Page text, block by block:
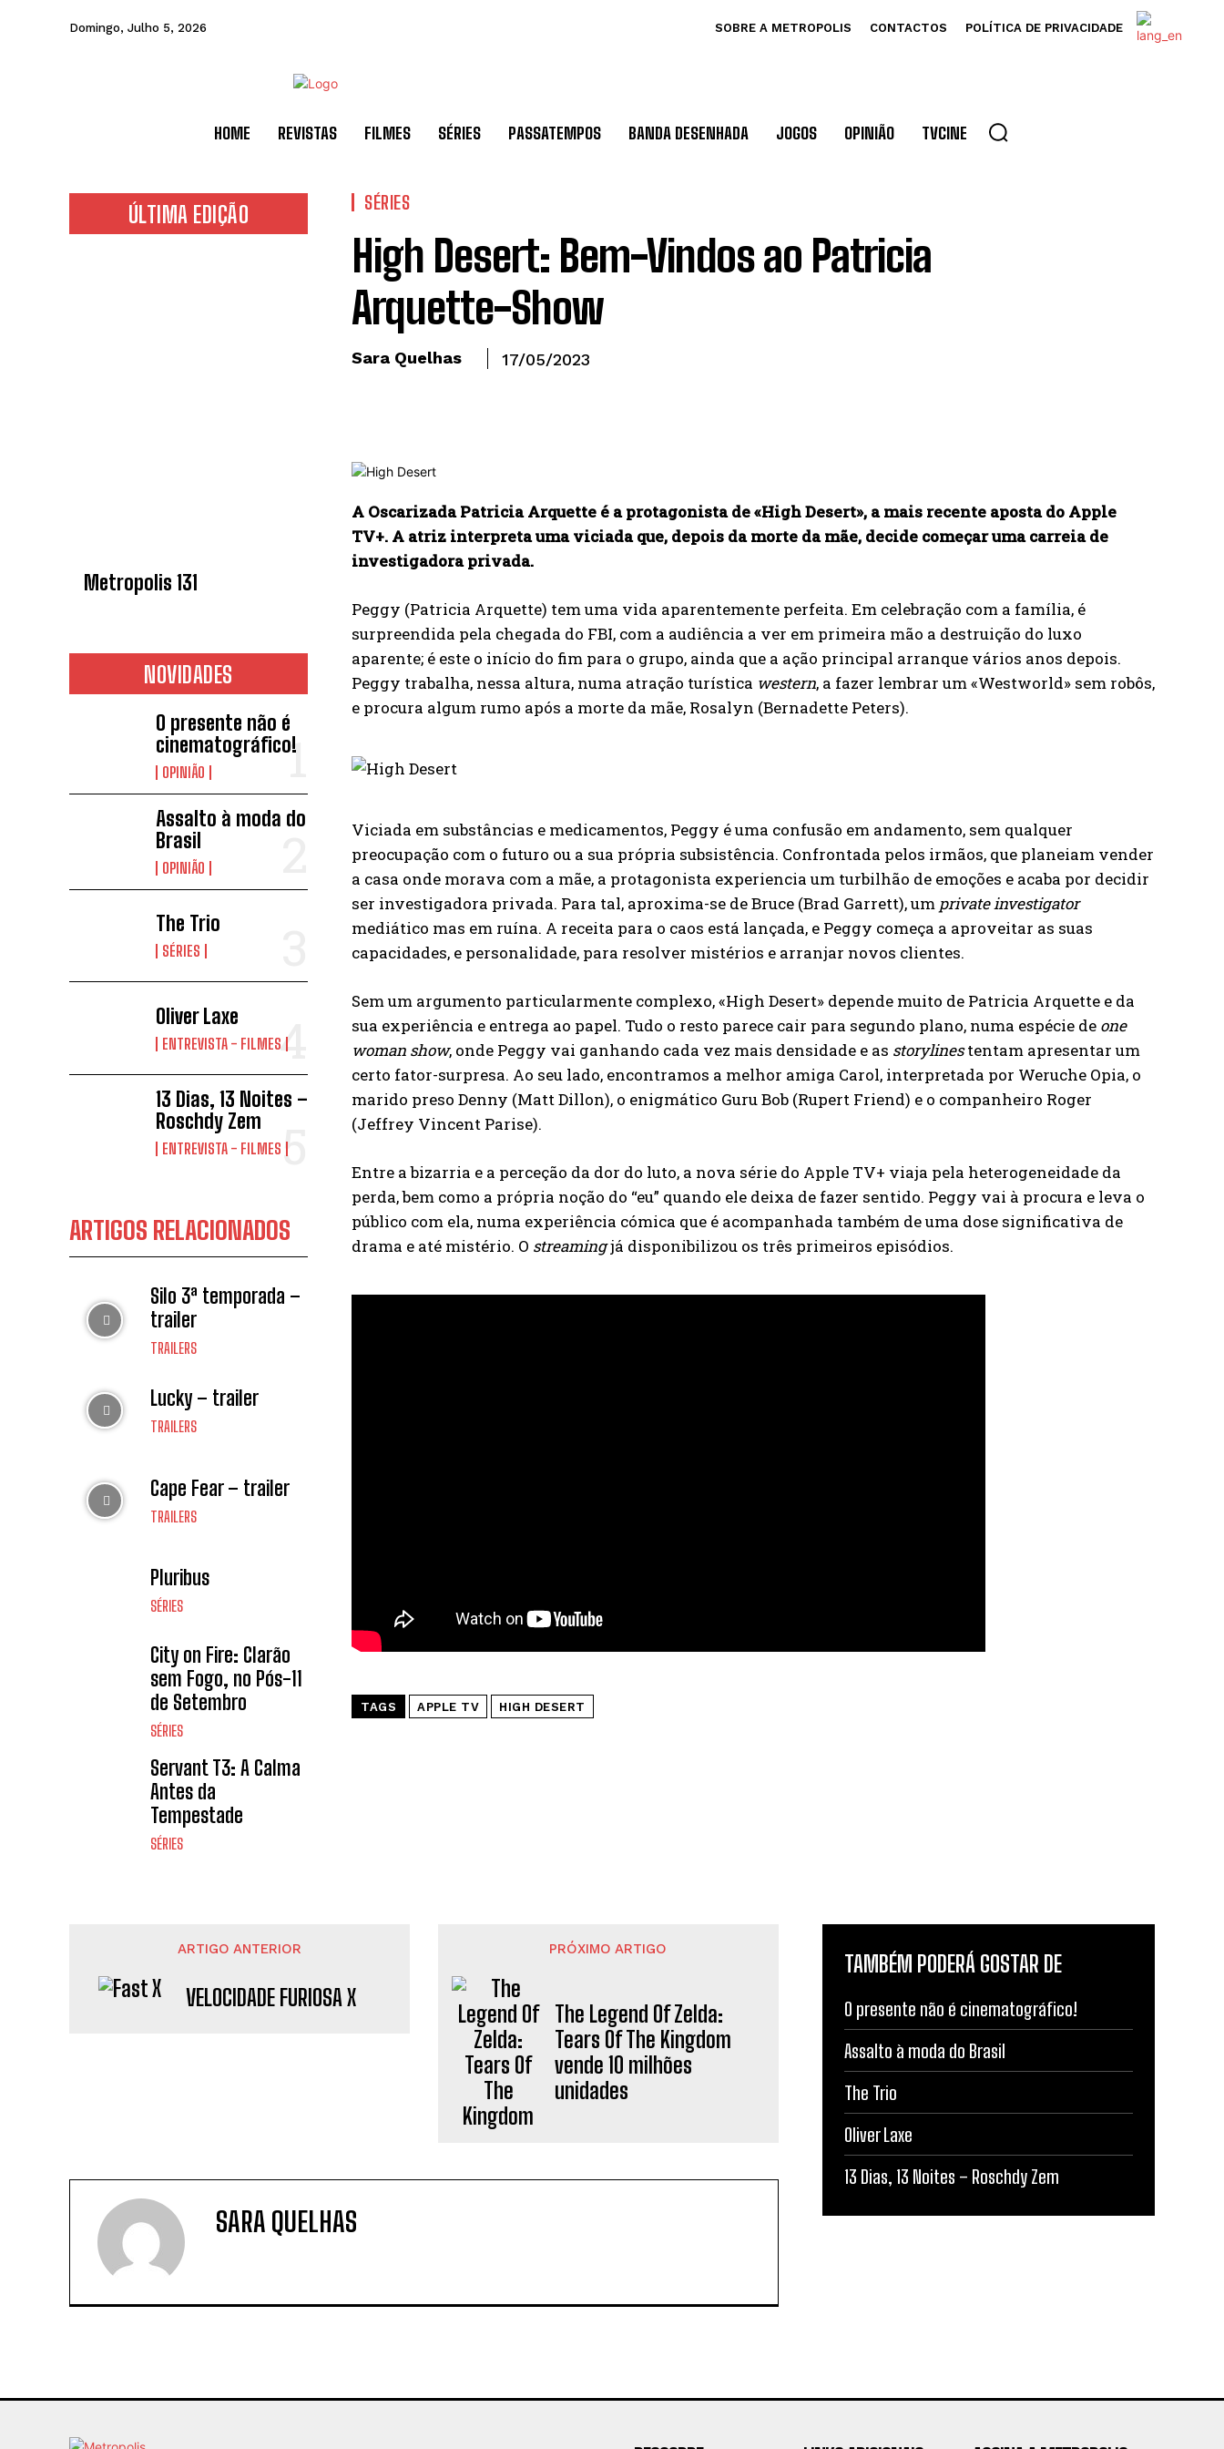
Domingo, Julho 5, 2026 SOBRE A METROPOLIS CONTACTOS POLÍTICA DE PRIVACIDADE
HOME REVISTAS FILMES SÉRIES PASSATEMPOS BANDA DESENHADA JOGOS OPINIÃO TVCINE
ÚLTIMA EDIÇÃO
Metropolis 131
NOVIDADES
O presente não é
cinematográfico!
OPINIÃO
Assalto à moda do
Brasil
OPINIÃO
The Trio
SÉRIES
Oliver Laxe
ENTREVISTA - FILMES
13 Dias, 13 Noites –
Roschdy Zem
ENTREVISTA - FILMES
ARTIGOS RELACIONADOS
Silo 3ª temporada –
trailer
TRAILERS
Lucky – trailer
TRAILERS
Cape Fear – trailer
TRAILERS
Pluribus
SÉRIES
City on Fire: Clarão
sem Fogo, no Pós-11
de Setembro
SÉRIES
Servant T3: A Calma
Antes da
Tempestade
SÉRIES
SÉRIES
High Desert: Bem-Vindos ao Patricia
Arquette-Show
Sara Quelhas 17/05/2023
A Oscarizada Patricia Arquette é a protagonista de «High Desert», a mais recente aposta do Apple
TV+. A atriz interpreta uma viciada que, depois da morte da mãe, decide começar uma carreia de
investigadora privada.
Peggy (Patricia Arquette) tem uma vida aparentemente perfeita. Em celebração com a família, é
surpreendida pela chegada do FBI, com a audiência a ver em primeira mão a destruição do luxo
aparente; é este o início do fim para o grupo, ainda que a ação principal arranque vários anos depois.
Peggy trabalha, nessa altura, numa atração turística western, a fazer lembrar um «Westworld» sem robôs,
e procura algum rumo após a morte da mãe, Rosalyn (Bernadette Peters).
Viciada em substâncias e medicamentos, Peggy é uma confusão em andamento, sem qualquer
preocupação com o futuro ou a sua própria subsistência. Confrontada pelos irmãos, que planeiam vender
a casa onde morava com a mãe, a protagonista experiencia um turbilhão de emoções e acaba por decidir
ser investigadora privada. Para tal, aproxima-se de Bruce (Brad Garrett), um privateinvestigator
mediático mas em ruína. A receita para o caos está lançada, e Peggy começa a aproveitar as suas
capacidades, e personalidade, para resolver mistérios e arranjar novos clientes.
Sem um argumento particularmente complexo, «High Desert» depende muito de Patricia Arquette e da
sua experiência e entrega ao papel. Tudo o resto parece cair para segundo plano, numa espécie de one
woman show, onde Peggy vai ganhando cada vez mais densidade e as storylinestentam apresentar um
certo fator-surpresa. Ao seu lado, encontramos a melhor amiga Carol, interpretada por Weruche Opia, o
marido preso Denny (Matt Dillon), o enigmático Guru Bob (Rupert Friend) e o companheiro Roger
(Jeffrey Vincent Parise).
Entre a bizarria e a perceção da dor do luto, a nova série do Apple TV+ viaja pela heterogeneidade da
perda, bem como a própria noção do “eu” quando ele deixa de fazer sentido. Peggy vai à procura e leva o
público com ela, numa experiência cómica que é acompanhada também de uma dose significativa de
drama e até mistério. O streamingjá disponibilizou os três primeiros episódios.
TAGS APPLE TV HIGH DESERT
ARTIGO ANTERIOR
VELOCIDADE FURIOSA X
PRÓXIMO ARTIGO
The Legend Of Zelda:
Tears Of The Kingdom
vende 10 milhões
unidades
SARA QUELHAS
TAMBÉM PODERÁ GOSTAR DE
O presente não é cinematográfico!
Assalto à moda do Brasil
The Trio
Oliver Laxe
13 Dias, 13 Noites – Roschdy Zem